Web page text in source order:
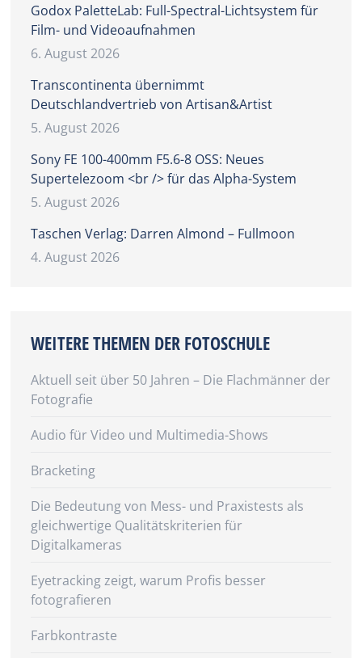
Godox PaletteLab: Full-Spectral-Lichtsystem für
Film- und Videoaufnahmen
6. August 2026
Transcontinenta übernimmt
Deutschlandvertrieb von Artisan&Artist
5. August 2026
Sony FE 100-400mm F5.6-8 OSS: Neues
Supertelezoom <br /> für das Alpha-System
5. August 2026
Taschen Verlag: Darren Almond – Fullmoon
4. August 2026
WEITERE THEMEN DER FOTOSCHULE
Aktuell seit über 50 Jahren – Die Flachmänner der
Fotografie
Audio für Video und Multimedia-Shows
Bracketing
Die Bedeutung von Mess- und Praxistests als
gleichwertige Qualitätskriterien für
Digitalkameras
Eyetracking zeigt, warum Profis besser
fotografieren
Farbkontraste